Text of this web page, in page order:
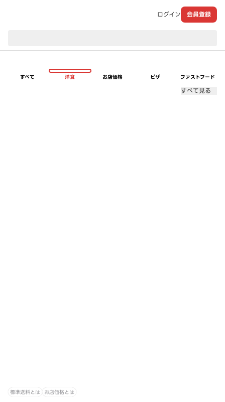
ログイン 会員登録
すべて 洋食 お店価格 ピザ ファストフード
すべて見る
標準送料とは お店価格とは